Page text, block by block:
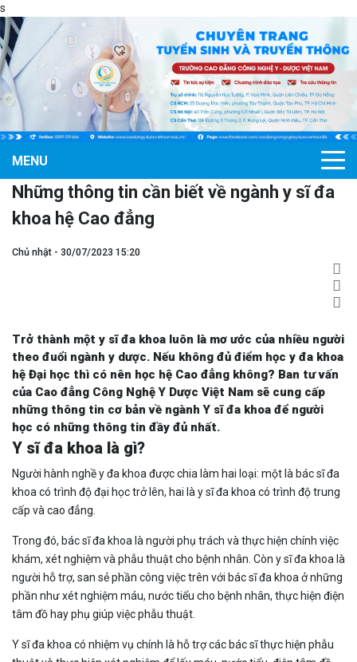
s
MENU
Những thông tin cần biết về ngành y sĩ đa
khoa hệ Cao đẳng
Chủ nhật - 30/07/2023 15:20
Trở thành một y sĩ đa khoa luôn là mơ ước của nhiều người
theo đuổi ngành y dược. Nếu không đủ điểm học y đa khoa
hệ Đại học thì có nên học hệ Cao đẳng không? Ban tư vấn
của Cao đẳng Công Nghệ Y Dược Việt Nam sẽ cung cấp
những thông tin cơ bản về ngành Y sĩ đa khoa để người
học có những thông tin đầy đủ nhất.
Y sĩ đa khoa là gì?
Người hành nghề y đa khoa được chia làm hai loại: một là bác sĩ đa
khoa có trình độ đại học trở lên, hai là y sĩ đa khoa có trình độ trung
cấp và cao đẳng.
Trong đó, bác sĩ đa khoa là người phụ trách và thực hiện chính việc
khám, xét nghiệm và phẫu thuật cho bệnh nhân. Còn y sĩ đa khoa là
người hỗ trợ, san sẻ phần công việc trên với bác sĩ đa khoa ở những
phần như xét nghiệm máu, nước tiểu cho bệnh nhân, thực hiện điện
tâm đồ hay phụ giúp việc phẫu thuật.
Y sĩ đa khoa có nhiệm vụ chính là hỗ trợ các bác sĩ thực hiện phẫu